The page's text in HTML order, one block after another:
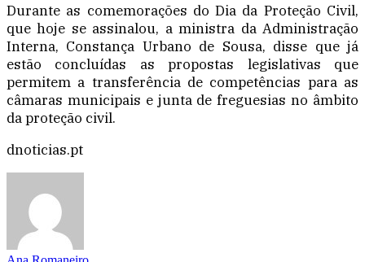
Durante as comemorações do Dia da Proteção Civil,
que hoje se assinalou, a ministra da Administração
Interna, Constança Urbano de Sousa, disse que já
estão concluídas as propostas legislativas que
permitem a transferência de competências para as
câmaras municipais e junta de freguesias no âmbito
da proteção civil.
dnoticias.pt